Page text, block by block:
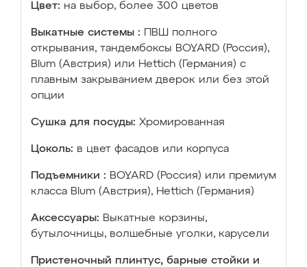
Цвет: на выбор, более 300 цветов
Выкатные системы :
ПВШ полного
открывания, тандембоксы BOYARD (Россия),
Blum (Австрия) или Hettich (Германия) с
плавным закрыванием дверок или без этой
опции
Сушка для посуды: Хромированная
Цоколь: в цвет фасадов или корпуса
Подъемники : BOYARD (Россия) или премиум
класса Blum (Австрия), Hettich (Германия)
Аксессуары: Выкатные корзины,
бутылочницы, волшебные уголки, карусели
Пристеночный плинтус, барные стойки и